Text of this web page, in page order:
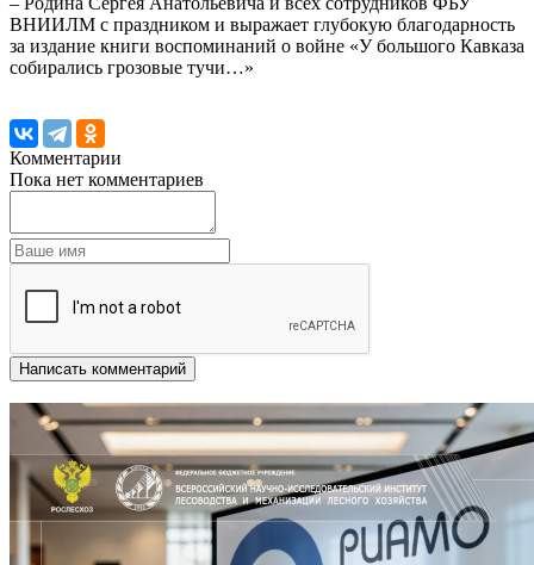
ВНИИЛМ с праздником и выражает глубокую благодарность
за издание книги воспоминаний о войне «У большого Кавказа
собирались грозовые тучи…»
Комментарии
Пока нет комментариев
Написать комментарий